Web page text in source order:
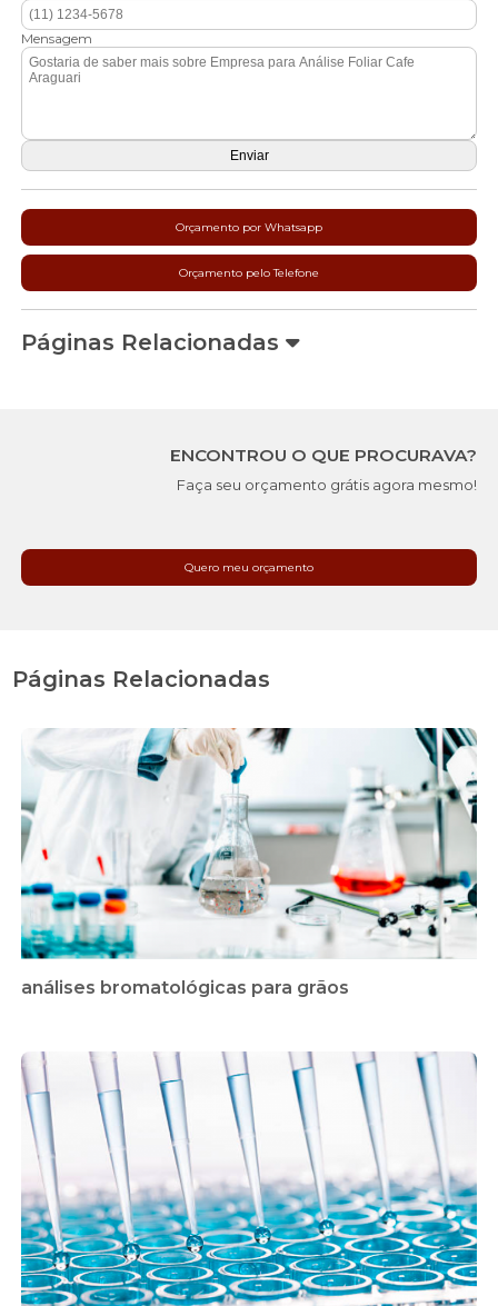
Mensagem
Orçamento por Whatsapp
Orçamento pelo Telefone
Páginas Relacionadas
ENCONTROU O QUE PROCURAVA?
Faça seu orçamento grátis agora mesmo!
Quero meu orçamento
Páginas Relacionadas
análises bromatológicas para grãos